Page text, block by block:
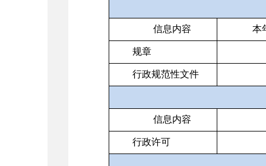
信息内容 本
规章
行政规范性文件
信息内容
行政许可